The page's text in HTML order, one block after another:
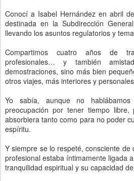
Conocí a Isabel Hernández en abril
destinada en la Subdirección
llevando los asuntos regulatorios y
Compartimos cuatro años de
profesionales… y también
demostraciones, sino más bien
otros viajes, más interiores y
Yo sabía, aunque no
preocupación por tener tiempo
absorbiera tanto como para no poder
espíritu.
Y siempre se lo respeté, consciente de
profesional estaba íntimamente ligada
tranquilidad espiritual y su capacidad